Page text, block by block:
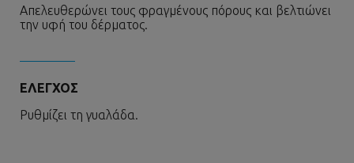
Απελευθερώνει τους φραγμένους πόρους και βελτιώνει
την υφή του δέρματος.
ΕΛΕΓΧΟΣ
Ρυθμίζει τη γυαλάδα.